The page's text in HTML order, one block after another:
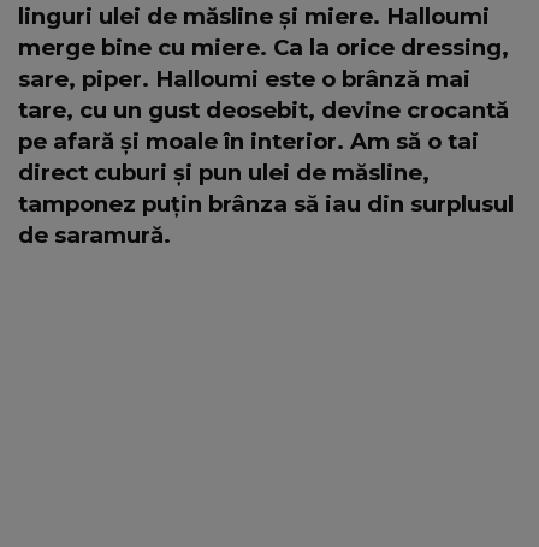
linguri ulei de măsline și miere. Halloumi
merge bine cu miere. Ca la orice dressing,
sare, piper. Halloumi este o brânză mai
tare, cu un gust deosebit, devine crocantă
pe afară și moale în interior. Am să o tai
direct cuburi și pun ulei de măsline,
tamponez puțin brânza să iau din surplusul
de saramură.